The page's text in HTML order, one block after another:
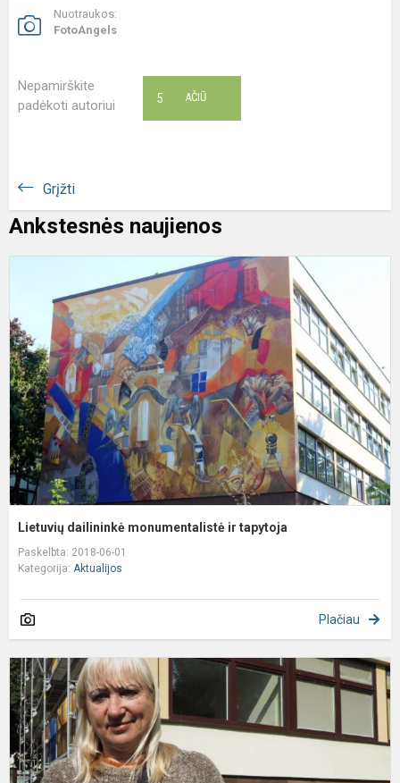
Nuotraukos:
FotoAngels
Nepamirškite
padėkoti autoriui
AČIŪ
5
Grįžti
Ankstesnės naujienos
Lietuvių dailininkė monumentalistė ir tapytoja
Paskelbta: 2018-06-01
Kategorija: Aktualijos
Plačiau